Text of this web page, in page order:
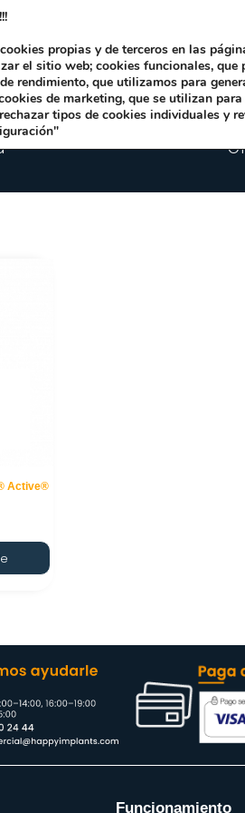
Active®
Funcionamiento
propias y de terceros en las
el sitio web; cookies funcionales,
rendimiento, que utilizamos para
de marketing, que se utilizan
tipos de cookies individuales y